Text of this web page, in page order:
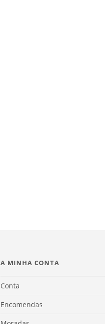
A MINHA CONTA
Conta
Encomendas